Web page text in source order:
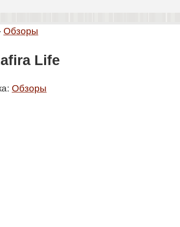
Обзоры
Life
Обзоры